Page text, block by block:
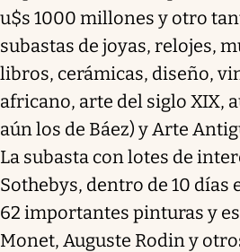
u$s 1000 millones y otro
subastas de joyas, relojes,
libros, cerámicas, diseño,
africano, arte del siglo XIX,
aún los de Báez) y Arte
La subasta con lotes de
Sothebys, dentro de 10 días
62 importantes pinturas y
Monet, Auguste Rodin y